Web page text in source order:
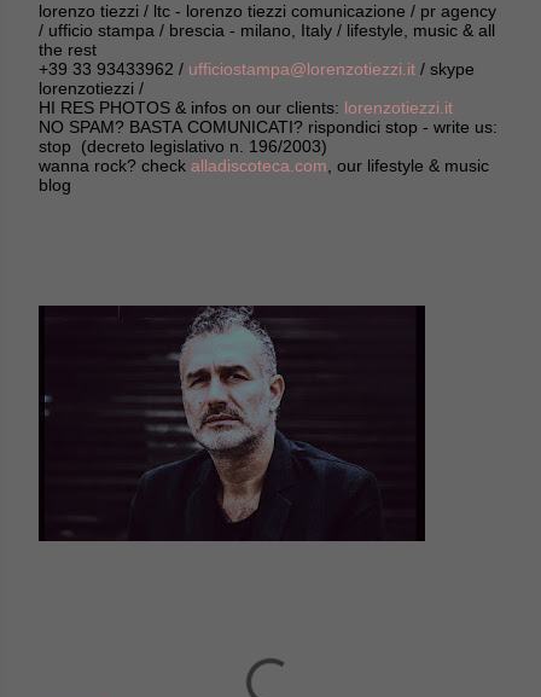
lorenzo tiezzi / ltc - lorenzo tiezzi comunicazione / pr agency
/ ufficio stampa / brescia - milano, Italy / lifestyle, music & all
the rest
+39 33 93433962 / ufficiostampa@lorenzotiezzi.it / skype
lorenzotiezzi /
HI RES PHOTOS & infos on our clients: lorenzotiezzi.it
NO SPAM? BASTA COMUNICATI? rispondici stop - write us:
stop (decreto legislativo n. 196/2003)
wanna rock? check alladiscoteca.com , our lifestyle & music
blog